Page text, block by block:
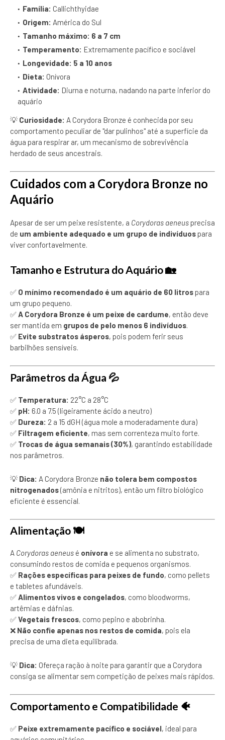
Família: Callichthyidae
Origem: América do Sul
Tamanho máximo: 6 a 7 cm
Temperamento: Extremamente pacífico e sociável
Longevidade: 5 a 10 anos
Dieta: Onívora
Atividade: Diurna e noturna, nadando na parte inferior do
aquário
💡 Curiosidade: A Corydora Bronze é conhecida por seu
comportamento peculiar de "dar pulinhos" até a superfície da
água para respirar ar, um mecanismo de sobrevivência
herdado de seus ancestrais.
Cuidados com a Corydora Bronze no
Aquário
Apesar de ser um peixe resistente, a Corydoras aeneusprecisa
de um ambiente adequado e um grupo de indivíduospara
viver confortavelmente.
Tamanho e Estrutura do Aquário🏡
✅ O mínimo recomendado é um aquário de 60 litrospara
um grupo pequeno.
✅A Corydora Bronze é um peixe de cardume, então deve
ser mantida em grupos de pelo menos 6 indivíduos.
✅ Evite substratos ásperos, pois podem ferir seus
barbilhões sensíveis.
Parâmetros da Água 💦
✅ Temperatura: 22°C a 28°C
✅ pH: 6.0 a 7.5 (ligeiramente ácido a neutro)
✅ Dureza: 2 a 15 dGH (água mole a moderadamente dura)
✅ Filtragem eficiente, mas sem correnteza muito forte.
✅ Trocas de água semanais (30%), garantindo estabilidade
nos parâmetros.
💡 Dica: A Corydora Bronze não tolera bem compostos
nitrogenados(amônia e nitritos), então um filtro biológico
eficiente é essencial.
Alimentação 🍽️
A Corydoras aeneusé onívora e se alimenta no substrato,
consumindo restos de comida e pequenos organismos.
✅ Rações específicas para peixes de fundo, como pellets
e tabletes afundáveis.
✅Alimentos vivos e congelados, como bloodworms,
artêmias e dáfnias.
✅Vegetais frescos, como pepino e abobrinha.
❌ Não confie apenas nos restos de comida, pois ela
precisa de uma dieta equilibrada.
💡 Dica: Ofereça ração à noite para garantir que a Corydora
consiga se alimentar sem competição de peixes mais rápidos.
Comportamento e Compatibilidade 🐠
✅ Peixe extremamente pacífico e sociável, ideal para